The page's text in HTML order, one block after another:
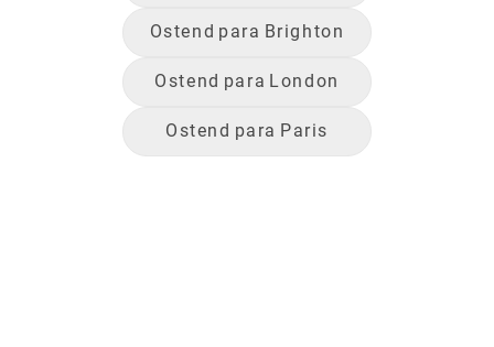
Ostend para Brighton
Ostend para London
Ostend para Paris